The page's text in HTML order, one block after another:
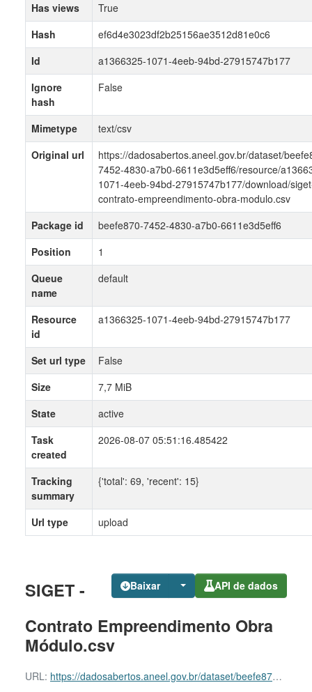
Baixar API de dados
SIGET -
Contrato Empreendimento Obra
Módulo.csv
URL: https://dadosabertos.aneel.gov.br/dataset/beefe870-7452-4830-a7b0-6611e3d5eff6/resource/a1366325-1071-4eeb-94bd-27915747b177/download/siget-contrato-empreendimento-obra-modulo.csv
Has views
True
Hash
ef6d4e3023df2b25156ae3512d81e0c6
Id
a1366325-1071-4eeb-94bd-27915747b177
Ignore
hash
False
Mimetype
text/csv
Original url
https://dadosabertos.aneel.gov.br/dataset/
7452-4830-a7b0-6611e3d5eff6/resource/
1071-4eeb-94bd-27915747b177/download/
contrato-empreendimento-obra-modulo.csv
Package id
beefe870-7452-4830-a7b0-6611e3d5eff6
Position
1
Queue
name
default
Resource
id
a1366325-1071-4eeb-94bd-27915747b177
Set url type
False
Size
7,7 MiB
State
active
Task
created
2026-08-07 05:51:16.485422
Tracking
summary
{'total': 69, 'recent': 15}
Url type upload